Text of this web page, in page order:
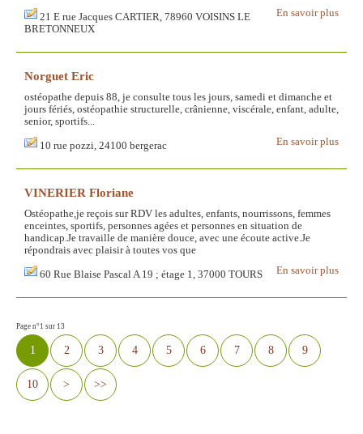
En savoir plus
21 E rue Jacques CARTIER, 78960 VOISINS LE
BRETONNEUX
Norguet Eric
ostéopathe depuis 88, je consulte tous les jours, samedi et dimanche et
jours fériés, ostéopathie structurelle, crânienne, viscérale, enfant, adulte,
senior, sportifs...
En savoir plus
10 rue pozzi, 24100 bergerac
VINERIER Floriane
Ostéopathe,je reçois sur RDV les adultes, enfants, nourrissons, femmes
enceintes, sportifs, personnes agées et personnes en situation de
handicap.Je travaille de manière douce, avec une écoute active.Je
répondrais avec plaisir à toutes vos que
En savoir plus
60 Rue Blaise Pascal A 19 ; étage 1, 37000 TOURS
Page n°1 sur 13
1 2 3 4 5 6 7 8 9
10 > >>